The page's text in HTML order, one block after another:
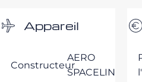
Appareil
Constructeur
AERO
SPACELINES